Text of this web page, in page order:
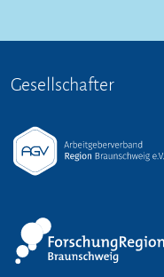
Gesellschafter